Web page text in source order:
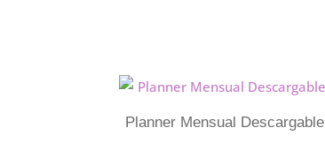
Planner Mensual Descargable